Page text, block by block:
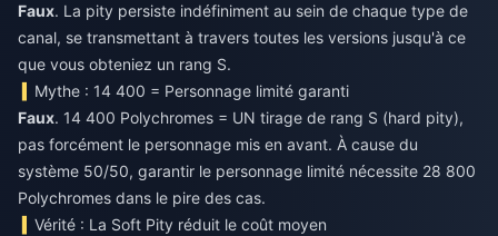
Faux. La pity persiste indéfiniment au sein de chaque type de
canal, se transmettant à travers toutes les versions jusqu'à ce
que vous obteniez un rang S.
Mythe : 14 400 = Personnage limité garanti
Faux. 14 400 Polychromes = UN tirage de rang S (hard pity),
pas forcément le personnage mis en avant. À cause du
système 50/50, garantir le personnage limité nécessite 28 800
Polychromes dans le pire des cas.
Vérité : La Soft Pity réduit le coût moyen